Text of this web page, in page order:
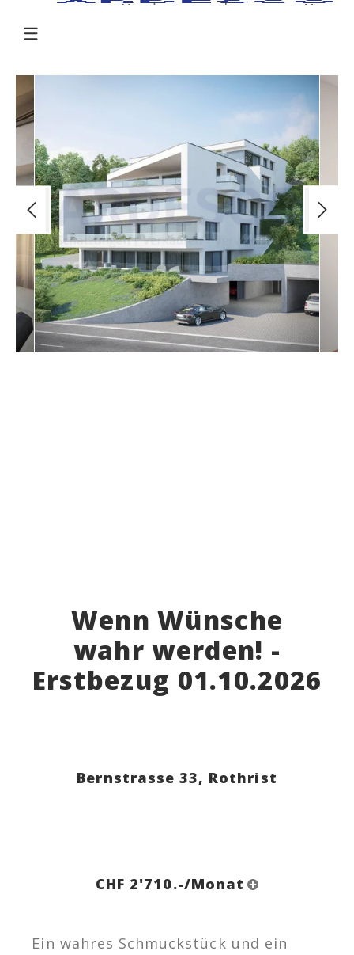
Wenn Wünsche
wahr werden! -
Erstbezug 01.10.2026
Bernstrasse 33, Rothrist
CHF 2'710.-/Monat
Ein wahres Schmuckstück und ein